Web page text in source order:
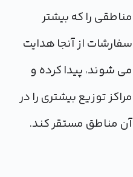
مناطقی را که بیشتر
سفارشات از آنجا هدایت
می شوند، پیدا کرده و
مراکز توزیع بیشتری را در
آن مناطق مستقر کند.